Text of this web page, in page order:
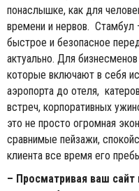
понаслышке, как для
времени и нервов. Стамбул
быстрое и безопасное
актуально. Для
которые включают в себя
аэропорта до отеля,
встреч, корпоративных
это не просто огромная
сравнимые пейзажи,
клиента все время его
– Просматривая ваш сайт